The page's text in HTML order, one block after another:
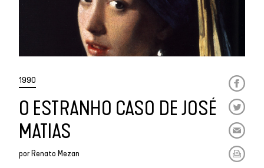
1990
O ESTRANHO CASO DE JOSÉ
MATIAS
porRenato Mezan